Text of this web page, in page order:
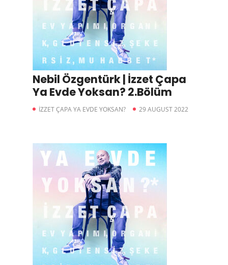
Nebil Özgentürk | İzzet Çapa
Ya Evde Yoksan? 2.Bölüm
İZZET ÇAPA YA EVDE YOKSAN? 29 AUGUST 2022